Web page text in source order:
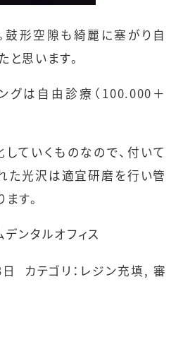
鼓形空隙も綺麗に塞がり自
思います。
グは自由診療（100.000＋
ていくものなので、付いて
た光沢は適宜研磨を行い管
す。
ンタルオフィス
カテゴリ： レジン充填, 審